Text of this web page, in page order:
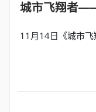
城市飞翔者
11月14日《城市